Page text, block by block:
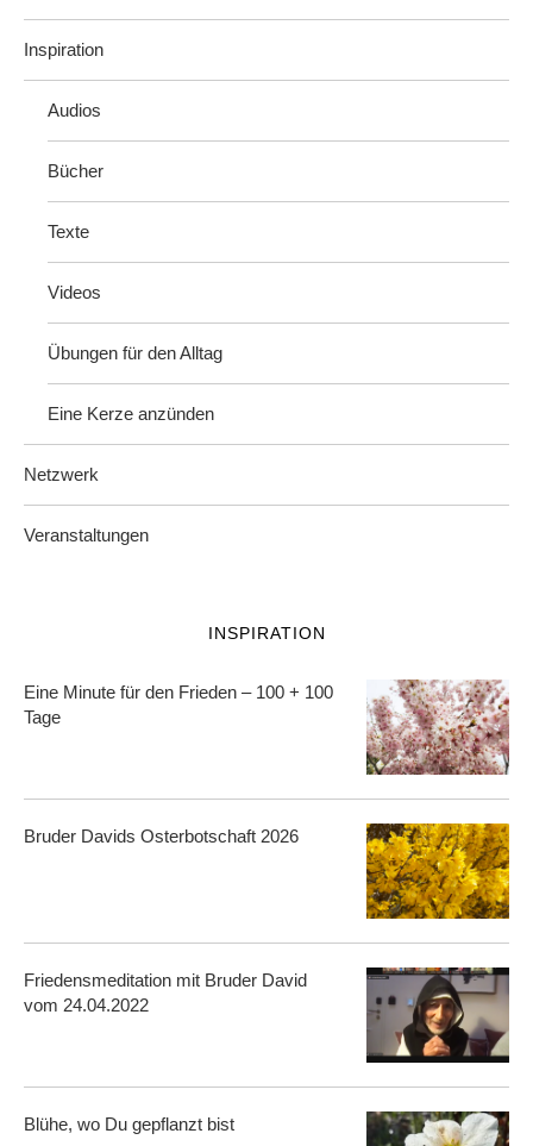
Inspiration
Audios
Bücher
Texte
Videos
Übungen für den Alltag
Eine Kerze anzünden
Netzwerk
Veranstaltungen
INSPIRATION
Eine Minute für den Frieden – 100 + 100
Tage
Bruder Davids Osterbotschaft 2026
Friedensmeditation mit Bruder David
vom 24.04.2022
Blühe, wo Du gepflanzt bist